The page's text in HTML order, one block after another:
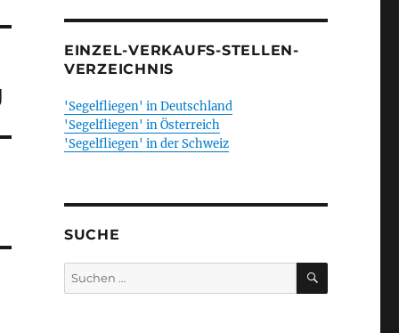
EINZEL-VERKAUFS-STELLEN-
VERZEICHNIS
'Segelfliegen' in Deutschland
'Segelfliegen' in Österreich
'Segelfliegen' in der Schweiz
SUCHE
Suchen
nach:
SUCHEN